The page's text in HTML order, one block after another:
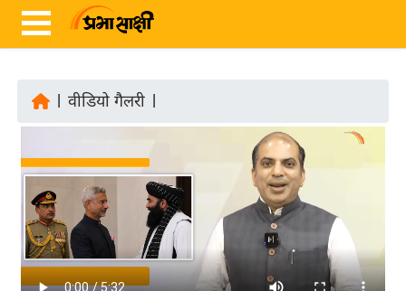
ता
ज़ा
ख
रा
ष्ट्री
वीडियो गैलरी